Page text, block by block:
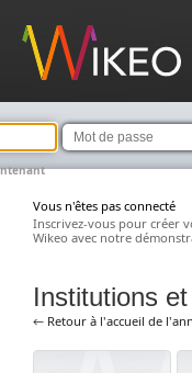
Mot
de
passe
Vous n'êtes pas connecté
Inscrivez-vous pour créer
Wikeo avec notre
Institutions
← Retour à l'accueil de